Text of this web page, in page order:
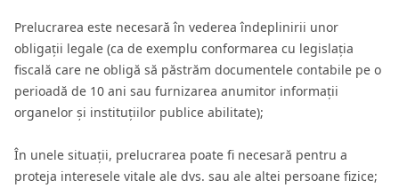
Prelucrarea este necesară în vederea îndeplinirii unor
obligații legale (ca de exemplu conformarea cu legislația
fiscală care ne obligă să păstrăm documentele contabile pe o
perioadă de 10 ani sau furnizarea anumitor informații
organelor și instituțiilor publice abilitate);
În unele situații, prelucrarea poate fi necesară pentru a
proteja interesele vitale ale dvs. sau ale altei persoane fizice;